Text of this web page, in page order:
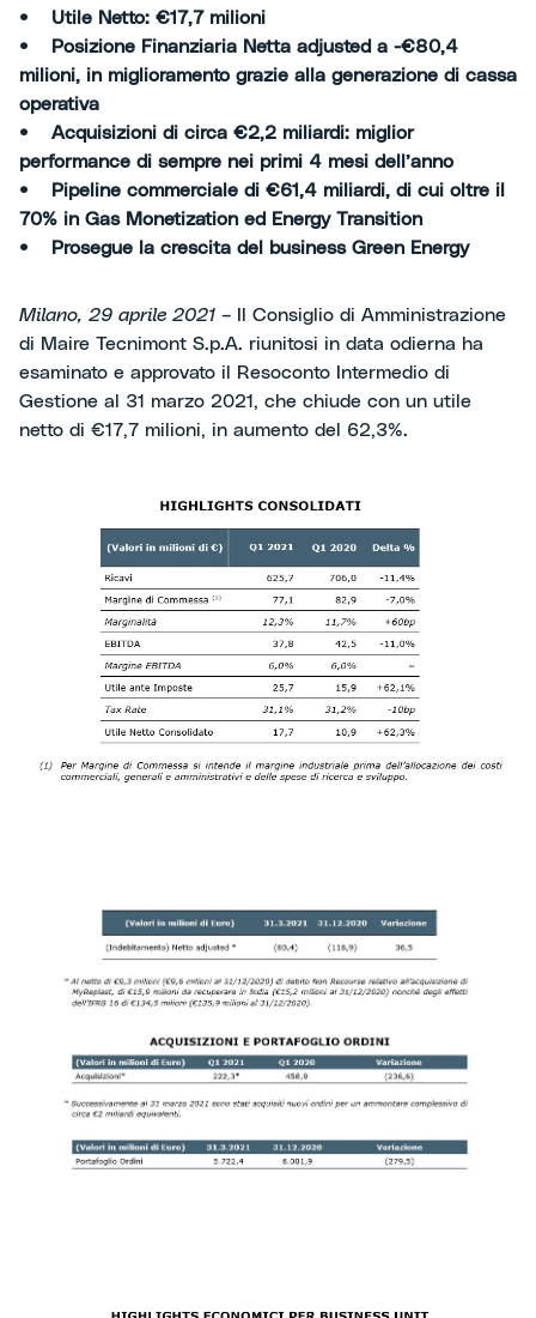
• Utile Netto: €17,7 milioni
• Posizione Finanziaria Netta adjusted a -€80,4
milioni, in miglioramento grazie alla generazione di cassa
operativa
• Acquisizioni di circa €2,2 miliardi: miglior
performance di sempre nei primi 4 mesi dell’anno
• Pipeline commerciale di €61,4 miliardi, di cui oltre il
70% in Gas Monetization ed Energy Transition
• Prosegue la crescita del business Green Energy
Milano, 29 aprile 2021 – Il Consiglio di Amministrazione
di Maire Tecnimont S.p.A. riunitosi in data odierna ha
esaminato e approvato il Resoconto Intermedio di
Gestione al 31 marzo 2021, che chiude con un utile
netto di €17,7 milioni, in aumento del 62,3%.